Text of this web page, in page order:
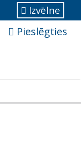
Izvēlne
Pieslēgties